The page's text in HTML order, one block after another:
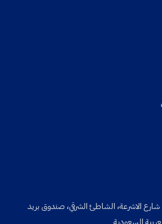
بوابة بالحمر للأعمال – الدور 21 شارع الاشرعة، الشاطئ الشرقي، صندوق بريد